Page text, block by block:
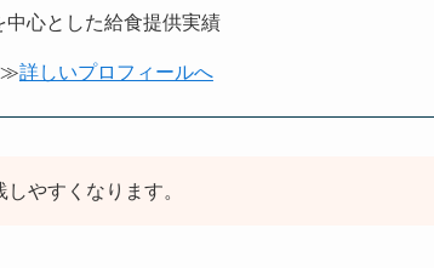
中心とした給食提供実績
≫詳しいプロフィールへ
やすくなります。